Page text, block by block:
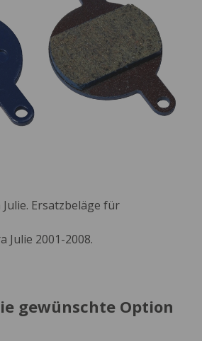
Ersatzbeläge für
Julie 2001-2008.
gewünschte Option